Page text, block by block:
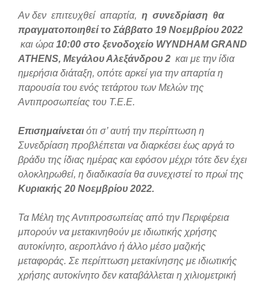
Αν δεν επιτευχθεί απαρτία, η συνεδρίαση θα
πραγματοποιηθεί το Σάββατο 19 Νοεμβρίου 2022
και ώρα10:00 στο ξενοδοχείο WYNDHAM GRAND
ATHENS, Μεγάλου Αλεξάνδρου 2 και με την ίδια
ημερήσια διάταξη, οπότε αρκεί για την απαρτία η
παρουσία του ενός τετάρτου των Μελών της
Αντιπροσωπείας του Τ.Ε.Ε.
Επισημαίνεται ότι σ’ αυτή την περίπτωση η
Συνεδρίαση προβλέπεται να διαρκέσει έως αργά το
βράδυ της ίδιας ημέρας και εφόσον μέχρι τότε δεν έχει
ολοκληρωθεί, η διαδικασία θα συνεχιστεί το πρωί της
Κυριακής 20 Νοεμβρίου 2022.
Τα Μέλη της Αντιπροσωπείας από την Περιφέρεια
μπορούν να μετακινηθούν με ιδιωτικής χρήσης
αυτοκίνητο, αεροπλάνο ή άλλο μέσο μαζικής
μεταφοράς. Σε περίπτωση μετακίνησης με ιδιωτικής
χρήσης αυτοκίνητο δεν καταβάλλεται η χιλιομετρική